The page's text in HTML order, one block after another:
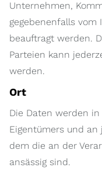
Unternehmen,
gegebenenfalls vom
beauftragt werden.
Parteien kann
werden.
Ort
Die Daten werden
Eigentümers und
dem die an der
ansässig sind.